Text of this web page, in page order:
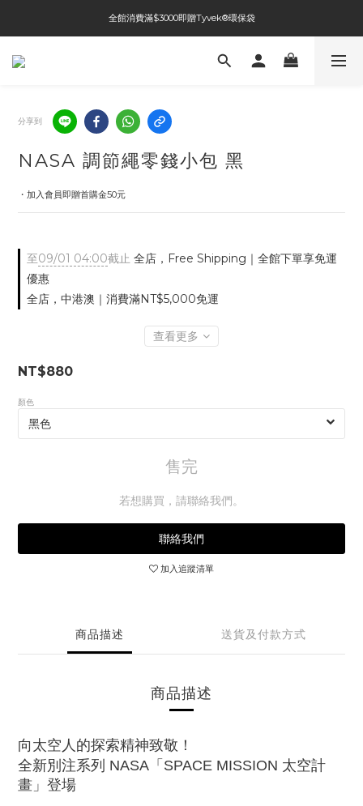
全館免運費
全館消費滿$3000即贈Tyvek®環保袋
分享到
NASA 調節繩零錢小包 黑
・加入會員即贈首購金50元
至09/01 04:00截止 全店，Free Shipping｜全館下單享免運
優惠
全店，中港澳｜消費滿NT$5,000免運
查看更多
NT$880
顏色
售完
若想購買，請聯絡我們。
聯絡我們
加入追蹤清單
商品描述 送貨及付款方式
商品描述
向太空人的探索精神致敬！
全新別注系列 NASA「SPACE MISSION 太空計
畫」登場